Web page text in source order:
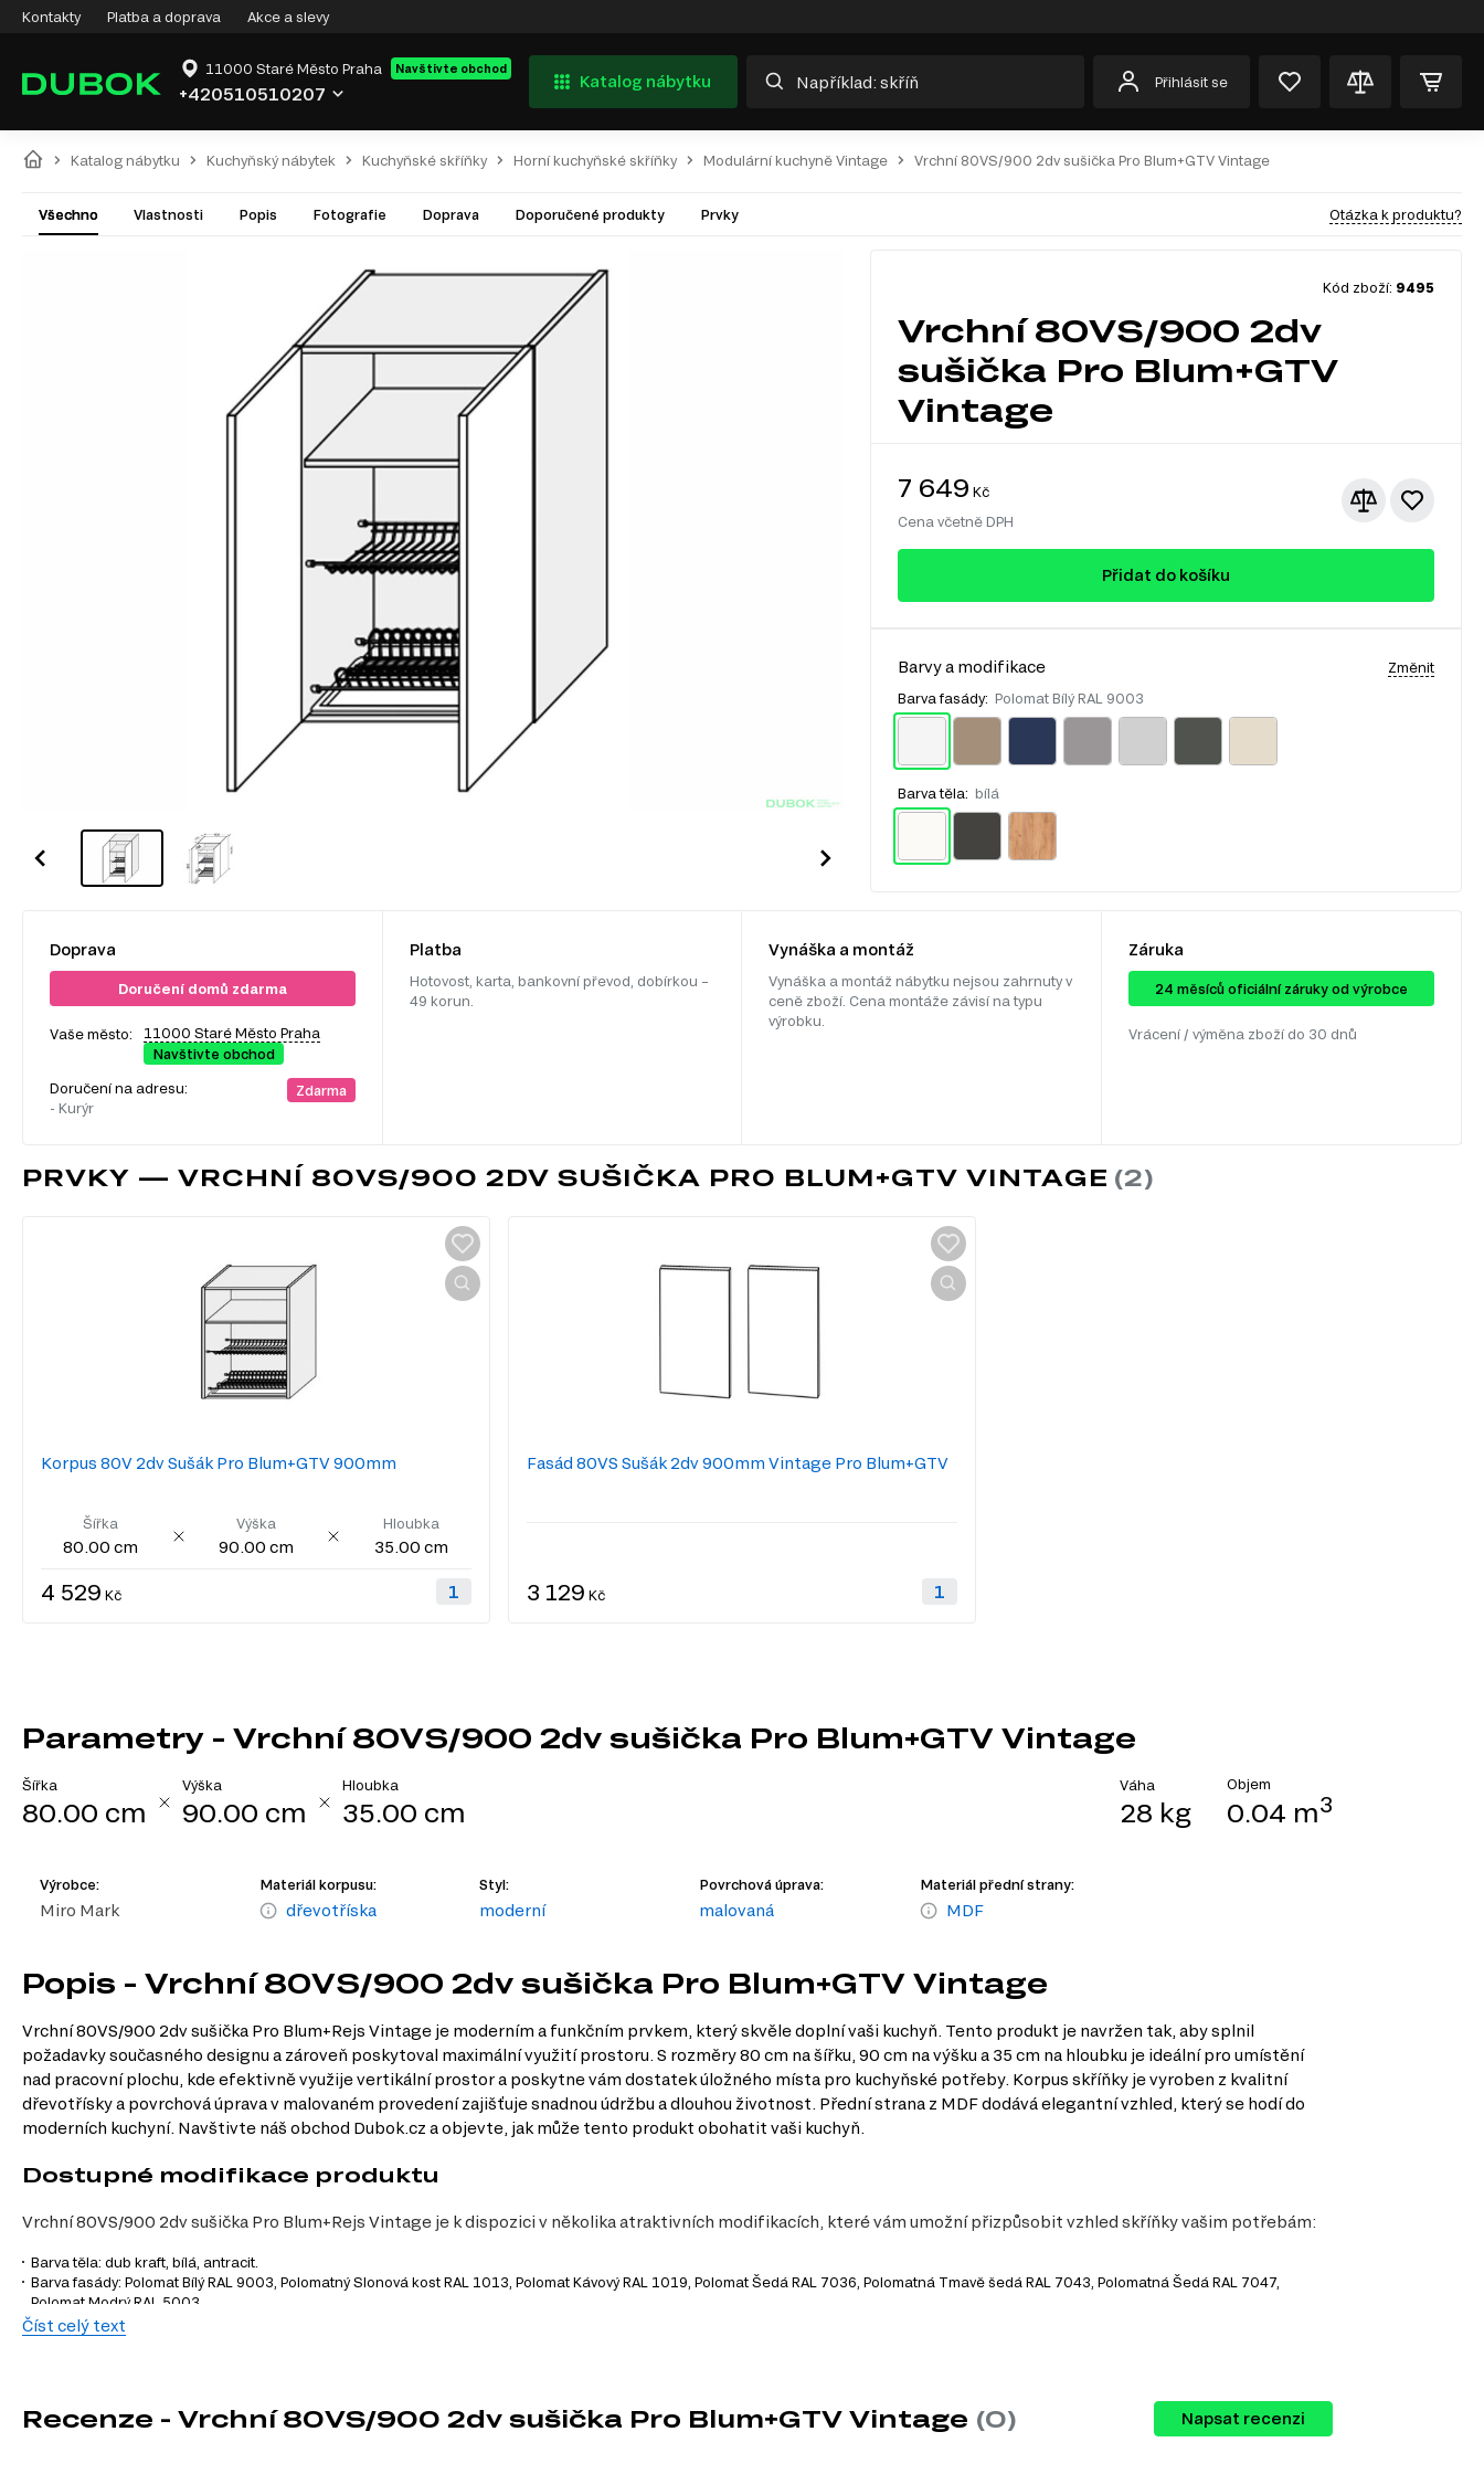
Kontakty Platba a doprava Akce a slevy
11000 Staré Město Praha Navštivte obchod
+420510510207
Katalog nábytku Přihlásit se
Katalog nábytku Kuchyňský nábytek Kuchyňské skříňky Horní kuchyňské skříňky Modulární kuchyně Vintage Vrchní 80VS/900 2dv sušička Pro Blum+GTV Vintage
Všechno Vlastnosti Popis Fotografie Doprava Doporučené produkty Prvky Otázka k produktu?
Kód zboží: 9495
Vrchní 80VS/900 2dv
sušička Pro Blum+GTV
Vintage
7 649 Kč
Cena včetně DPH
Přidat do košíku
Barvy a modifikace Změnit
Barva fasády: Polomat Bílý RAL 9003
Barva těla: bílá
Doprava
Doručení domů zdarma
Vaše město:
11000 Staré Město Praha
Navštivte obchod
Doručení na adresu:
- Kurýr
Zdarma
Platba
Hotovost, karta, bankovní převod, dobírkou –
49 korun.
Vynáška a montáž
Vynáška a montáž nábytku nejsou zahrnuty v
ceně zboží. Cena montáže závisí na typu
výrobku.
Záruka
24 ​​​​měsíců oficiální záruky od výrobce
Vrácení / výměna zboží do 30 dnů
PRVKY — VRCHNÍ 80VS/900 2DV SUŠIČKA PRO BLUM+GTV VINTAGE
Korpus 80V 2dv Sušák Pro Blum+GTV 900mm
Šířka
80.00 cm
Výška
90.00 cm
Hloubka
35.00 cm
4 529 Kč
Fasád 80VS Sušák 2dv 900mm Vintage Pro Blum+GTV
3 129 Kč
Parametry - Vrchní 80VS/900 2dv sušička Pro Blum+GTV Vintage
Šířka
80.00 cm
Výška
90.00 cm
Hloubka
35.00 cm
Váha
28 kg
Objem
0.04 m3
Výrobce:
Miro Mark
Materiál korpusu:
dřevotříska
Styl:
moderní
Povrchová úprava:
malovaná
Materiál přední strany:
MDF
Popis - Vrchní 80VS/900 2dv sušička Pro Blum+GTV Vintage
Vrchní 80VS/900 2dv sušička Pro Blum+Rejs Vintage je moderním a funkčním prvkem, který skvěle doplní vaši kuchyň. Tento produkt je navržen tak, aby splnil
požadavky současného designu a zároveň poskytoval maximální využití prostoru. S rozměry 80 cm na šířku, 90 cm na výšku a 35 cm na hloubku je ideální pro umístění
nad pracovní plochu, kde efektivně využije vertikální prostor a poskytne vám dostatek úložného místa pro kuchyňské potřeby. Korpus skříňky je vyroben z kvalitní
dřevotřísky a povrchová úprava v malovaném provedení zajišťuje snadnou údržbu a dlouhou životnost. Přední strana z MDF dodává elegantní vzhled, který se hodí do
moderních kuchyní. Navštivte náš obchod Dubok.cz a objevte, jak může tento produkt obohatit vaši kuchyň.
Dostupné modifikace produktu
Vrchní 80VS/900 2dv sušička Pro Blum+Rejs Vintage je k dispozici v několika atraktivních modifikacích, které vám umožní přizpůsobit vzhled skříňky vašim potřebám:
Barva těla: dub kraft, bílá, antracit.
Barva fasády: Polomat Bílý RAL 9003, Polomatný Slonová kost RAL 1013, Polomat Kávový RAL 1019, Polomat Šedá RAL 7036, Polomatná Tmavě šedá RAL 7043, Polomatná Šedá RAL 7047,
Polomat Modrý RAL 5003.
Materiál korpusu.
Dřevotříska zajišťuje vysokou odolnost a stabilitu, což prodlužuje životnost skříňky.
Styl. Moderní design skříňky skvěle zapadne do jakéhokoli interiéru a dodá mu na eleganci.
Číst celý text
Recenze - Vrchní 80VS/900 2dv sušička Pro Blum+GTV Vintage (0) Napsat recenzi